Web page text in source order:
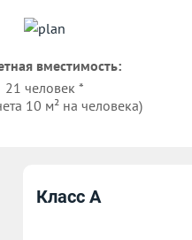
вместимость:
21 человек *
10 м² на человека)
Класс A